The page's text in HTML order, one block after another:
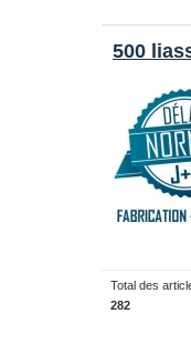
500
Total des
282